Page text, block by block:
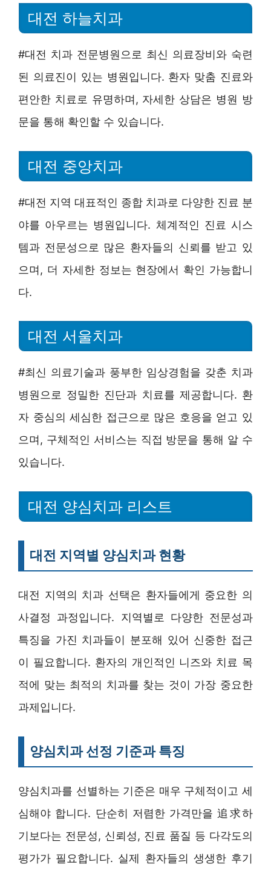
대전 하늘치과
#대전 치과 전문병원으로 최신 의료장비와 숙련
된 의료진이 있는 병원입니다. 환자 맞춤 진료와
편안한 치료로 유명하며, 자세한 상담은 병원 방
문을 통해 확인할 수 있습니다.
대전 중앙치과
#대전 지역 대표적인 종합 치과로 다양한 진료 분
야를 아우르는 병원입니다. 체계적인 진료 시스
템과 전문성으로 많은 환자들의 신뢰를 받고 있
으며, 더 자세한 정보는 현장에서 확인 가능합니
다.
대전 서울치과
#최신 의료기술과 풍부한 임상경험을 갖춘 치과
병원으로 정밀한 진단과 치료를 제공합니다. 환
자 중심의 세심한 접근으로 많은 호응을 얻고 있
으며, 구체적인 서비스는 직접 방문을 통해 알 수
있습니다.
대전 양심치과 리스트
대전 지역별 양심치과 현황
대전 지역의 치과 선택은 환자들에게 중요한 의
사결정 과정입니다. 지역별로 다양한 전문성과
특징을 가진 치과들이 분포해 있어 신중한 접근
이 필요합니다. 환자의 개인적인 니즈와 치료 목
적에 맞는 최적의 치과를 찾는 것이 가장 중요한
과제입니다.
양심치과 선정 기준과 특징
양심치과를 선별하는 기준은 매우 구체적이고 세
심해야 합니다. 단순히 저렴한 가격만을 追求하
기보다는 전문성, 신뢰성, 진료 품질 등 다각도의
평가가 필요합니다. 실제 환자들의 생생한 후기